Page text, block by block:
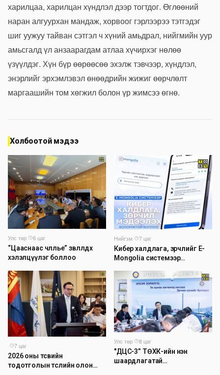
харилцаа, харилцан хүндлэл дээр тогтдог. Өглөөний
наран алгуурхан мандаж, хорвоог гэрлээрээ тэтгэдэг
шиг уужуу тайван сэтгэл ч хүний амьдрал, нийгмийн уур
амьсгалд үл анзаарагдам атлаа хүчирхэг нөлөө
үзүүлдэг. Хүн бүр өөрөөсөө эхэлж тэвчээр, хүндлэл,
энэрлийг эрхэмлэвэл өнөөдрийн жижиг өөрчлөлт
маргаашийн том хөгжил болон үр жимсээ өгнө.
Холбоотой мэдээ
Улс төр·
6 цаг
“Цааснаас чөлөөлье” зөвлөлдөх
хэлэлцүүлэг боллоо
Нийгэм·
7 цаг
Кибер халдлага, зөрчлийг E-
Mongolia системээр
боломжтой боллоо
·
7 цаг
2026 оны төсвийн
тодотголын төслийн олон
Улс төр·
8 цаг
"ДЦС-3” ТӨХК-ийн нэн
шаардлагатай